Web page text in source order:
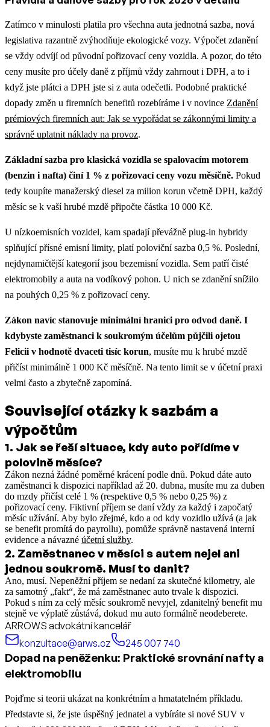
Zatímco v minulosti platila pro všechna auta jednotná sazba, nová
legislativa razantně zvýhodňuje ekologické vozy. Výpočet zdanění
se vždy odvíjí od původní pořizovací ceny vozidla. A pozor, do této
ceny musíte pro účely daně z příjmů vždy zahrnout i DPH, a to i
když jste plátci a DPH jste si z auta odečetli. Podobné praktické
dopady změn u firemních benefitů rozebíráme i v novince Zdanění
prémiových firemních aut: Jak se vypořádat se zákonnými limity a
správně uplatnit náklady na provoz.
Základní sazba pro klasická vozidla se spalovacím motorem
(benzin i nafta) činí 1 % z pořizovací ceny vozu měsíčně. Pokud
tedy koupíte manažerský diesel za milion korun včetně DPH, každý
měsíc se k vaší hrubé mzdě připočte částka 10 000 Kč.
U nízkoemisních vozidel, kam spadají převážně plug-in hybridy
splňující přísné emisní limity, platí poloviční sazba 0,5 %. Poslední,
nejdynamičtější kategorií jsou bezemisní vozidla. Sem patří čisté
elektromobily a auta na vodíkový pohon. U nich se zdanění snížilo
na pouhých 0,25 % z pořizovací ceny.
Zákon navíc stanovuje minimální hranici pro odvod daně. I
kdybyste zaměstnanci k soukromým účelům půjčili ojetou
Felicii v hodnotě dvaceti tisíc korun, musíte mu k hrubé mzdě
přičíst minimálně 1 000 Kč měsíčně. Na tento limit se v účetní praxi
velmi často a zbytečně zapomíná.
Související otázky k sazbám a
výpočtům
1. Jak se řeší situace, kdy auto pořídíme v
polovině měsíce?
Zákon nezná žádné poměrné krácení podle dnů. Pokud dáte auto
zaměstnanci k dispozici například až 20. dubna, musíte mu za duben
do mzdy přičíst celé 1 % (respektive 0,5 % nebo 0,25 %) z
pořizovací ceny. Fiktivní příjem se daní vždy za každý i započatý
měsíc užívání. Aby bylo zřejmé, kdo a od kdy vozidlo užívá (a jak
se benefit promítá do payrollu), pomůže správně nastavená interní
evidence a návazné účetní služby.
2. Zaměstnanec v měsíci s autem nejel ani
jednou soukromě. Musí to danit?
Ano, musí. Nepeněžní příjem se nedaní za skutečné kilometry, ale
za samotný „fakt“, že má zaměstnanec auto trvale k dispozici.
Pokud s ním za celý měsíc soukromě nevyjel, zdanitelný benefit mu
stejně ve výplatě zůstává, dokud mu auto formálně neodeberete.
ARROWS advokátní kancelář
konzultace@arws.cz
245 007 740
Dopad na peněženku: Praktické srovnání nafty a
elektromobilu
Pojďme si teorii ukázat na konkrétním a hmatatelném příkladu.
Představte si, že jste úspěšný jednatel a vybíráte si nové SUV v